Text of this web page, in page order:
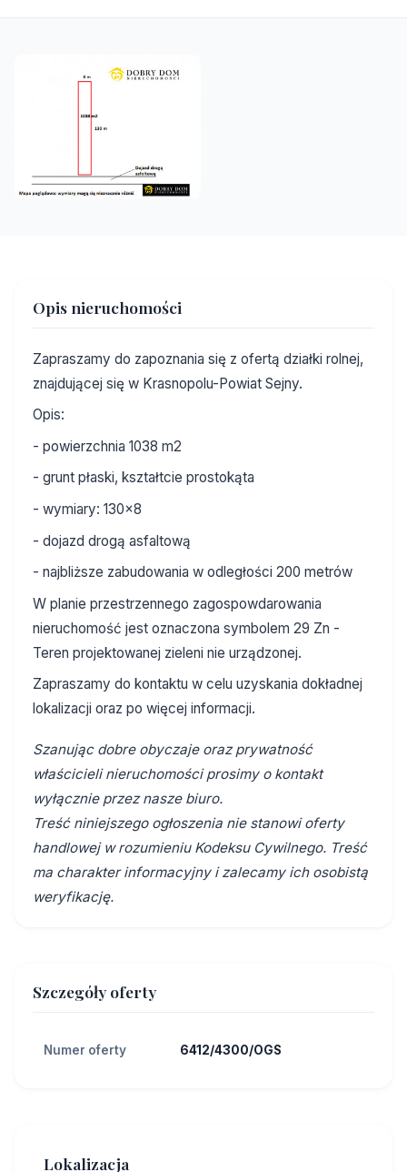
Opis nieruchomości
Zapraszamy do zapoznania się z ofertą działki rolnej,
znajdującej się w Krasnopolu-Powiat Sejny.
Opis:
- powierzchnia 1038 m2
- grunt płaski, kształtcie prostokąta
- wymiary: 130x8
- dojazd drogą asfaltową
- najbliższe zabudowania w odległości 200 metrów
W planie przestrzennego zagospowdarowania
nieruchomość jest oznaczona symbolem 29 Zn -
Teren projektowanej zieleni nie urządzonej.
Zapraszamy do kontaktu w celu uzyskania dokładnej
lokalizacji oraz po więcej informacji.
Szanując dobre obyczaje oraz prywatność
właścicieli nieruchomości prosimy o kontakt
wyłącznie przez nasze biuro.
Treść niniejszego ogłoszenia nie stanowi oferty
handlowej w rozumieniu Kodeksu Cywilnego. Treść
ma charakter informacyjny i zalecamy ich osobistą
weryfikację.
Szczegóły oferty
Numer oferty 6412/4300/OGS
Lokalizacja